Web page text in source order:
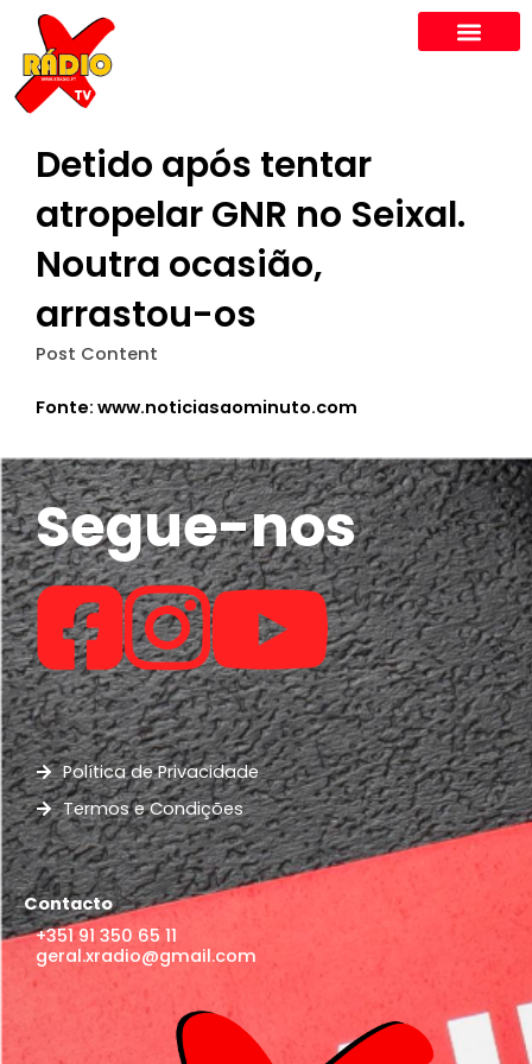
content
Detido após tentar
atropelar GNR no Seixal.
Noutra ocasião,
arrastou-os
Post Content
Fonte: www.noticiasaominuto.com
Segue-nos
Política de Privacidade
Termos e Condições
Contacto
+351 91 350 65 11
geral.xradio@gmail.com